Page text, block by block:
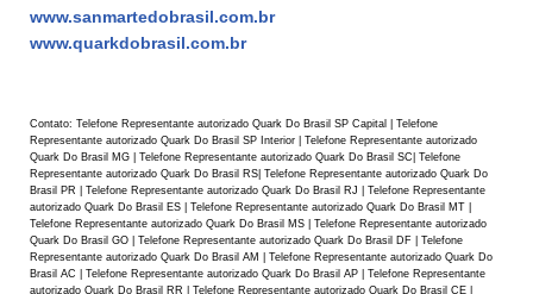
www.sanmartedobrasil.com.br
www.quarkdobrasil.com.br
Contato: Telefone Representante autorizado Quark Do Brasil SP Capital | Telefone
Representante autorizado Quark Do Brasil SP Interior | Telefone Representante autorizado
Quark Do Brasil MG | Telefone Representante autorizado Quark Do Brasil SC| Telefone
Representante autorizado Quark Do Brasil RS| Telefone Representante autorizado Quark Do
Brasil PR | Telefone Representante autorizado Quark Do Brasil RJ | Telefone Representante
autorizado Quark Do Brasil ES | Telefone Representante autorizado Quark Do Brasil MT |
Telefone Representante autorizado Quark Do Brasil MS | Telefone Representante autorizado
Quark Do Brasil GO | Telefone Representante autorizado Quark Do Brasil DF | Telefone
Representante autorizado Quark Do Brasil AM | Telefone Representante autorizado Quark Do
Brasil AC | Telefone Representante autorizado Quark Do Brasil AP | Telefone Representante
autorizado Quark Do Brasil RR | Telefone Representante autorizado Quark Do Brasil CE |